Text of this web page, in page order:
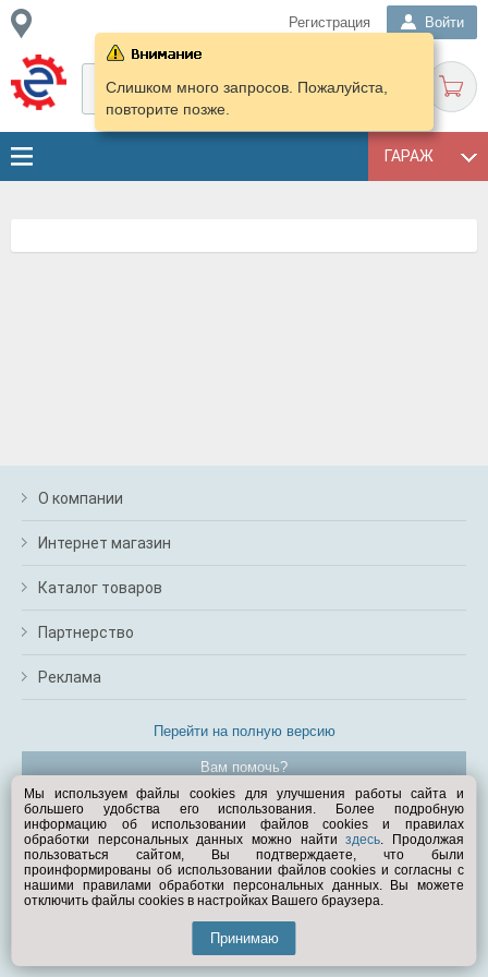
Регистрация Войти
ГАРАЖ
Слишком много запросов. Пожалуйста,
повторите позже.
О компании
Интернет магазин
Каталог товаров
Партнерство
Реклама
Перейти на полную версию
Вам помочь?
© Exist.ru 1998—2026
Мы используем файлы cookies для улучшения работы сайта и
большего удобства его использования. Более подробную
информацию об использовании файлов cookies и правилах
обработки персональных данных можно найтиздесь. Продолжая
пользоваться сайтом, Вы подтверждаете, что были
проинформированы об использовании файлов cookies и согласны с
нашими правилами обработки персональных данных. Вы можете
отключить файлы cookies в настройках Вашего браузера.
Принимаю